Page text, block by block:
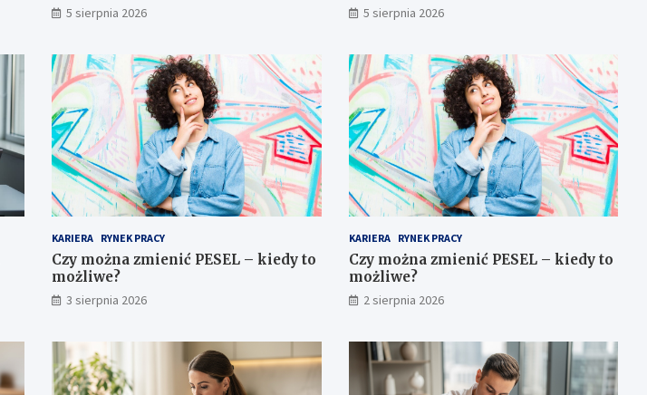
5 sierpnia 2026 5 sierpnia 2026
KARIERA RYNEK PRACY
Czy można zmienić PESEL – kiedy to
możliwe?
3 sierpnia 2026
KARIERA RYNEK PRACY
Czy można zmienić PESEL – kiedy to
możliwe?
2 sierpnia 2026